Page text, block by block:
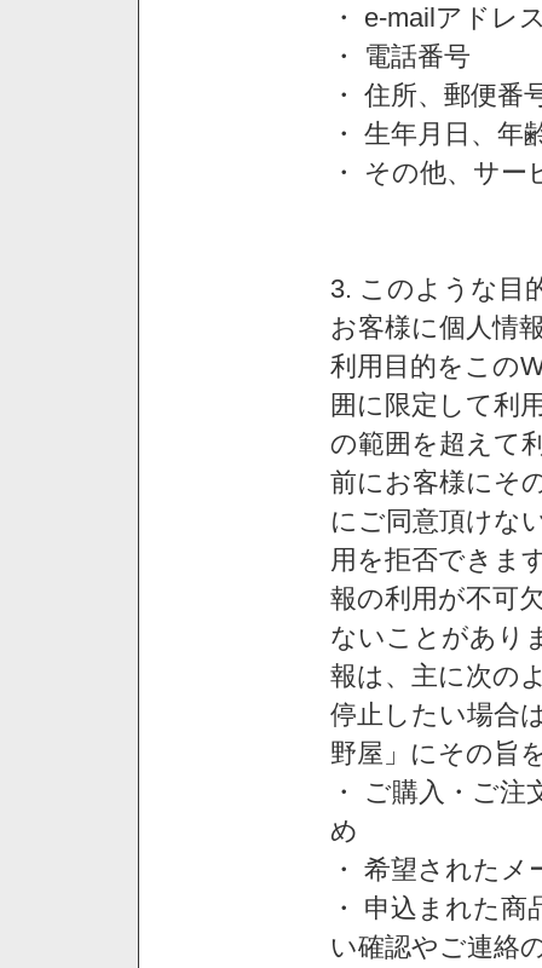
・ e-mailアドレ
・ 電話番号
・ 住所、郵便番
・ 生年月日、年
・ その他、サ
3. このような目
お客様に個人情
利用目的をこの
囲に限定して利
の範囲を超えて
前にお客様にそ
にご同意頂けな
用を拒否できま
報の利用が不可
ないことがあり
報は、主に次の
停止したい場合
野屋」にその旨
・ ご購入・ご
め
・ 希望された
・ 申込まれた
い確認やご連絡